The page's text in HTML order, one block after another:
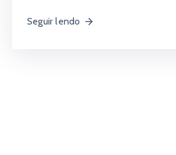
Seguir lendo